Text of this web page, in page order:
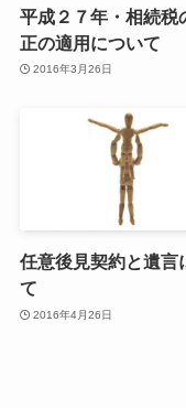
平成２７年・相続税
正の適用について
2016年3月26日
任意後見契約と遺言
て
2016年4月26日